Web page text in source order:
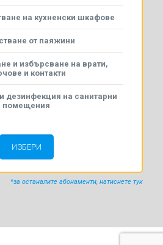
на кухненски шкафове
от паяжини
и избърсване на врати,
и контакти
дезинфекция на санитарни
помещения
ИЗБЕРИ
*за останалите абонаменти, натиснете тук